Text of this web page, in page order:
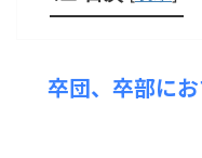
卒団、卒部に